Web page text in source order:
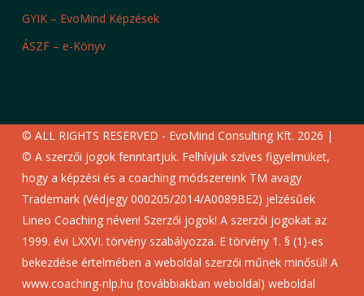
GYIK – EvoMind Képzések
ÁSZF – e-Könyv
© ALL RIGHTS RESERVED - EvoMind Consulting Kft. 2026 |
© A szerzői jogok fenntartjuk. Felhívjuk szíves figyelmüket,
hogy a képzési és a coaching módszereink TM avagy
Trademark (Védjegy 000205/2014/A0089BE2) jelzésűek
Lineo Coaching néven! Szerzői jogok! A szerzői jogokat az
1999. évi LXXVI. törvény szabályozza. E törvény 1. § (1)-es
bekezdése értelmében a weboldal szerzői műnek minősül! A
www.coaching-nlp.hu (továbbiakban weboldal) weboldal